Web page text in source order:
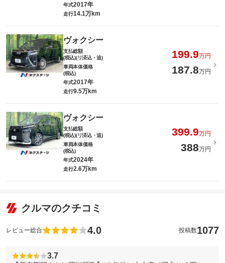
年式2017年
走行14.1万km
ヴォクシー
支払総額
(税込)(リ済込・追)
199.9万円
車両本体価格
(税込)
187.8万円
年式2017年
走行9.5万km
ヴォクシー
支払総額
(税込)(リ済込・追)
399.9万円
車両本体価格
(税込)
388万円
年式2024年
走行2.6万km
クルマのクチコミ
レビュー総合 4.0 投稿数1077
3.7